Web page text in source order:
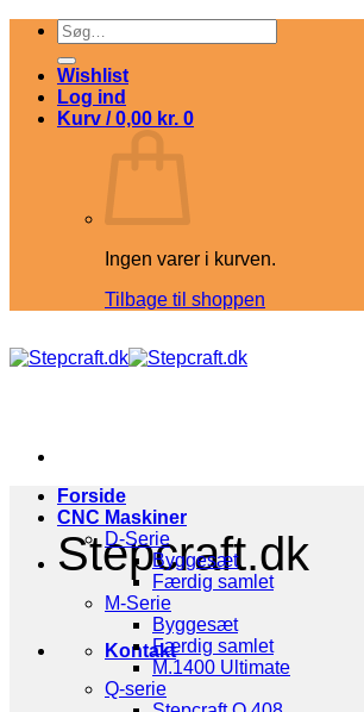
Fortsæt
indhold
Søg
efter:
Wishlist
Log ind
Kurv /0,00 kr. 0
Ingen varer i kurven.
Tilbage til shoppen
Stepcraft.dk
Kontakt
Forside
CNC Maskiner
D-Serie
Byggesæt
Færdig samlet
M-Serie
Byggesæt
Færdig samlet
M.1400 Ultimate
Q-serie